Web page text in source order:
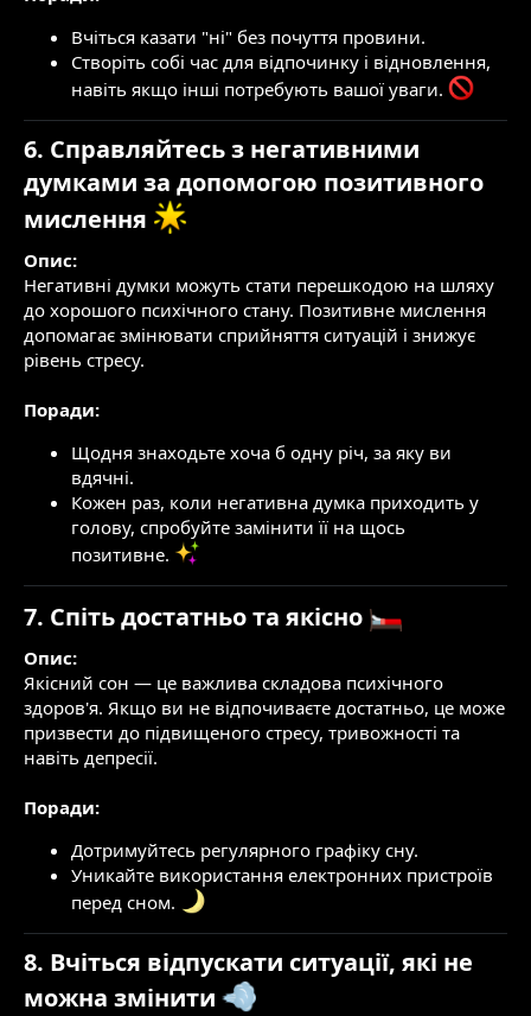
Вчіться казати "ні" без почуття провини.
Створіть собі час для відпочинку і відновлення,
навіть якщо інші потребують вашої уваги.
6. Справляйтесь з негативними
думками за допомогою позитивного
мислення
Опис:
Негативні думки можуть стати перешкодою на шляху
до хорошого психічного стану. Позитивне мислення
допомагає змінювати сприйняття ситуацій і знижує
рівень стресу.
Поради:
Щодня знаходьте хоча б одну річ, за яку ви
вдячні.
Кожен раз, коли негативна думка приходить у
голову, спробуйте замінити її на щось
позитивне.
7. Спіть достатньо та якісно
Опис:
Якісний сон — це важлива складова психічного
здоров'я. Якщо ви не відпочиваєте достатньо, це може
призвести до підвищеного стресу, тривожності та
навіть депресії.
Поради:
Дотримуйтесь регулярного графіку сну.
Уникайте використання електронних пристроїв
перед сном.
8. Вчіться відпускати ситуації, які не
можна змінити